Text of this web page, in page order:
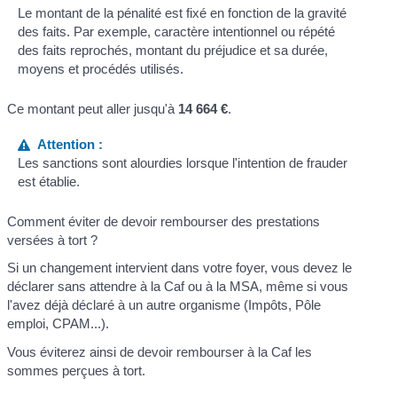
Le montant de la pénalité est fixé en fonction de la gravité
des faits. Par exemple, caractère intentionnel ou répété
des faits reprochés, montant du préjudice et sa durée,
moyens et procédés utilisés.
Ce montant peut aller jusqu'à 14 664 €.
Attention :
Les sanctions sont alourdies lorsque l'intention de frauder
est établie.
Comment éviter de devoir rembourser des prestations
versées à tort ?
Si un changement intervient dans votre foyer, vous devez le
déclarer sans attendre à la Caf ou à la MSA, même si vous
l'avez déjà déclaré à un autre organisme (Impôts, Pôle
emploi, CPAM...).
Vous éviterez ainsi de devoir rembourser à la Caf les
sommes perçues à tort.